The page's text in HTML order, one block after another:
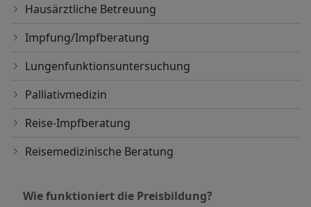
Hausärztliche Betreuung
Impfung/Impfberatung
Lungenfunktionsuntersuchung
Palliativmedizin
Reise-Impfberatung
Reisemedizinische Beratung
Wie funktioniert die Preisbildung?